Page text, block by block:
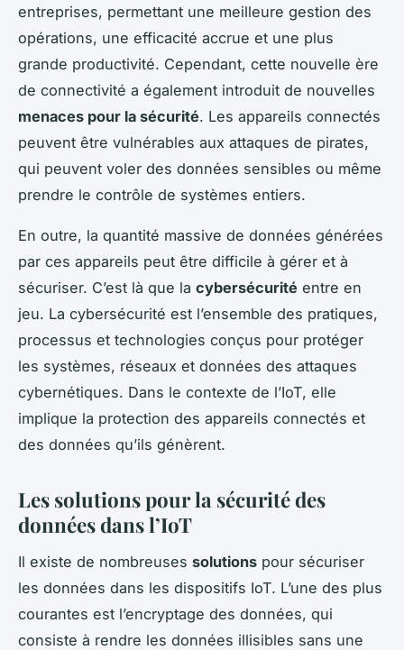
entreprises, permettant une meilleure gestion des
opérations, une efficacité accrue et une plus
grande productivité. Cependant, cette nouvelle ère
de connectivité a également introduit de nouvelles
menaces pour la sécurité. Les appareils connectés
peuvent être vulnérables aux attaques de pirates,
qui peuvent voler des données sensibles ou même
prendre le contrôle de systèmes entiers.
En outre, la quantité massive de données générées
par ces appareils peut être difficile à gérer et à
sécuriser. C’est là que la cybersécurité entre en
jeu. La cybersécurité est l’ensemble des pratiques,
processus et technologies conçus pour protéger
les systèmes, réseaux et données des attaques
cybernétiques. Dans le contexte de l’IoT, elle
implique la protection des appareils connectés et
des données qu’ils génèrent.
Les solutions pour la sécurité des
données dans l’IoT
Il existe de nombreuses solutions pour sécuriser
les données dans les dispositifs IoT. L’une des plus
courantes est l’encryptage des données, qui
consiste à rendre les données illisibles sans une